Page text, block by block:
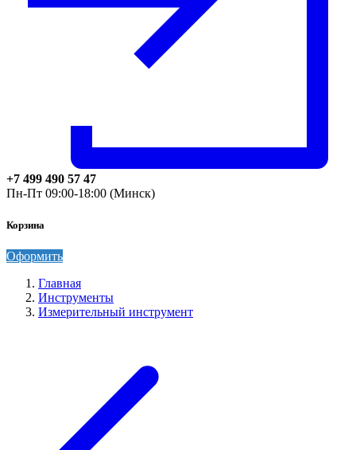
+7 499 490 57 47
Пн-Пт 09:00-18:00 (Минск)
Корзина
Оформить
Главная
Инструменты
Измерительный инструмент